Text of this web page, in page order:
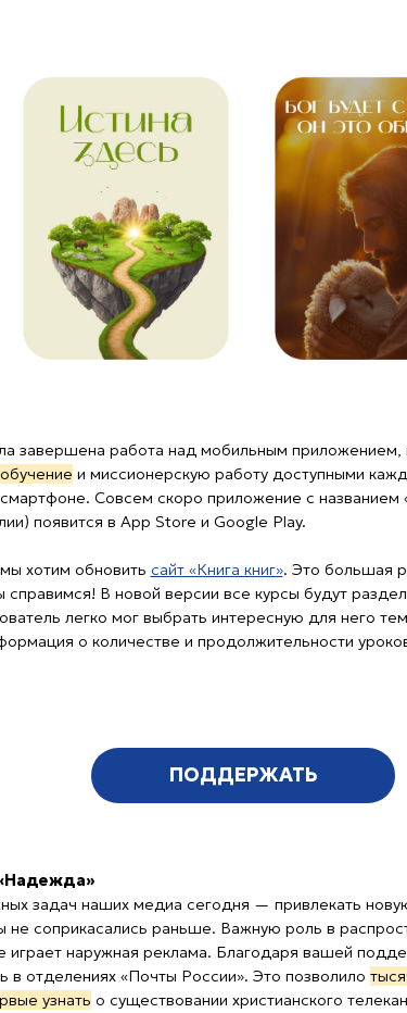
работа над мобильным приложением, которое
обновитьсайт «Книга книг» . Это большая работа, но с
В новой версии все курсы будут разделены на
легко мог выбрать интересную для него тему. Кроме
о количестве и продолжительности уроков, а еще
наших медиа сегодня — привлекать новую аудиторию,
раньше. Важную роль в распространении
наружная реклама. Благодаря вашей поддержке она
ПОДДЕРЖАТЬ